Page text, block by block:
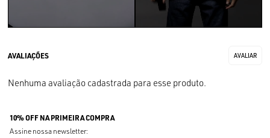
Nenhuma avaliação cadastrada para esse produto.
10% OFF NA PRIMEIRA COMPRA
Assine nossa newsletter: